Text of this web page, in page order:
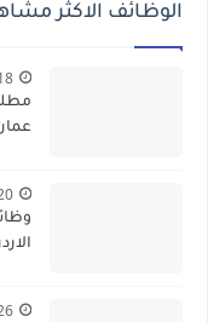
الوظائف الاكثر